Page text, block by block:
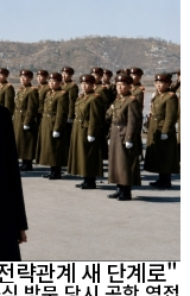
략관계 새 단계로"